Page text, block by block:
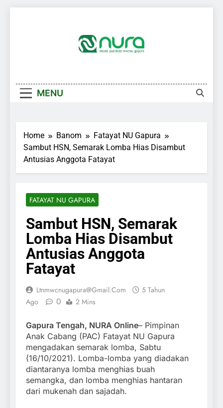
MENU
Home Banom
Fatayat NU Gapura
Sambut HSN, Semarak Lomba Hias Disambut
Antusias Anggota Fatayat
FATAYAT NU GAPURA
Sambut HSN, Semarak
Lomba Hias Disambut
Antusias Anggota
Fatayat
Ltnmwcnugapura@gmail.com
5 Tahun
Ago
0 2 Mins
Gapura Tengah, NURA Online– Pimpinan
Anak Cabang (PAC) Fatayat NU Gapura
mengadakan semarak lomba, Sabtu
(16/10/2021). Lomba-lomba yang diadakan
diantaranya lomba menghias buah
semangka, dan lomba menghias hantaran
dari mukenah dan sajadah.